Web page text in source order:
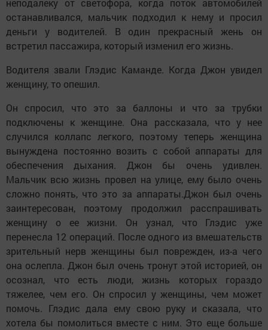
неподалеку от светофора, когда поток автомобилей
останавливался, мальчик подходил к нему и просил
деньги у водителей. В один прекрасный жень он
встретил пассажира, который изменил его жизнь.
Водителя звали Глэдис Каманде. Когда Джон увидел
женщину, то опешил.
Он спросил, что это за баллоны и что за трубки
подключены к женщине. Она рассказала, что у нее
случился коллапс легкого, поэтому теперь женщина
вынуждена постоянно возить с собой аппараты для
обеспечения дыхания. Джон бы очень удивлен.
Мальчик всю жизнь провел на улице, ему было очень
сложно понять, что это за аппараты.Джон был очень
заинтересован, поэтому продолжил расспрашивать
женщину о ее жизни. Он узнал, что Глэдис уже
перенесла 12 операций. После одного из вмешательств
зрительный нерв женщины был поврежден, из-а чего
она ослепла. Джон был очень тронут этой историей, он
осознал, что есть люди, жизнь которых гораздо
тяжелее, чем его. Он спросил у женщины, чем может
помочь. Глэдис дала ему свою руку и сказала, что
хотела бы помолиться вместе с ним. Это еще больше